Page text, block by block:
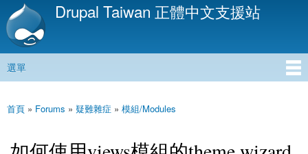
移
內
Drupal Taiwan 正體中文支援站
主選單
選單
您在這裡
首頁 » Forums » 疑難雜症 » 模組/Modules